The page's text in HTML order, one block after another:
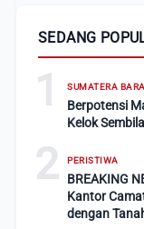
SEDANG
1 SUMATERA
Berpotensi
Kelok
2 PERISTIWA
BREAKING
Kantor
dengan